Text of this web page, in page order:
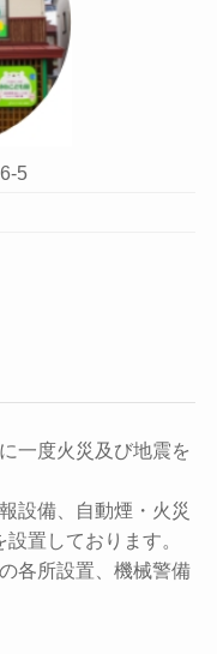
5
一度火災及び地震を
設備、自動煙・火災
置しております。
各所設置、機械警備